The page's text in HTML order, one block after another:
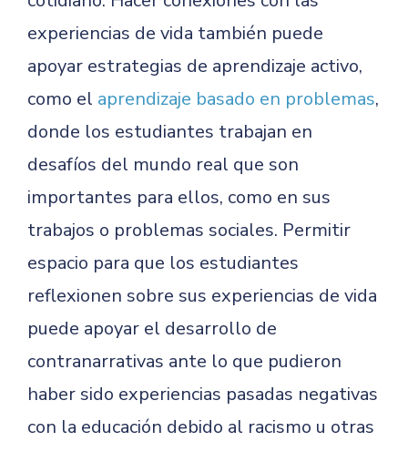
experiencias de vida también puede
apoyar estrategias de aprendizaje activo,
como el aprendizaje basado en problemas,
donde los estudiantes trabajan en
desafíos del mundo real que son
importantes para ellos, como en sus
trabajos o problemas sociales. Permitir
espacio para que los estudiantes
reflexionen sobre sus experiencias de vida
puede apoyar el desarrollo de
contranarrativas ante lo que pudieron
haber sido experiencias pasadas negativas
con la educación debido al racismo u otras